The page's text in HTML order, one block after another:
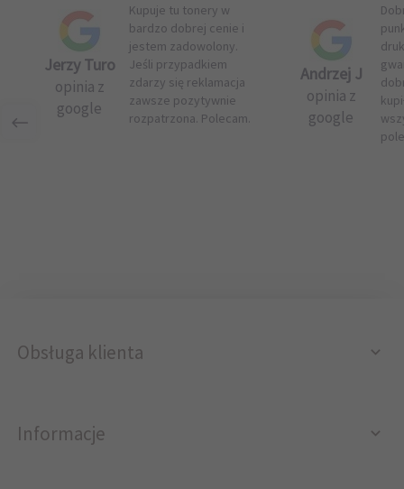
Jerzy Turo
opinia z
google
Kupuje tu tonery w
bardzo dobrej cenie i
jestem zadowolony.
Jeśli przypadkiem
zdarzy się reklamacja
zawsze pozytywnie
rozpatrzona. Polecam.
Andrzej J
opinia z
google
Obsługa klienta
Informacje